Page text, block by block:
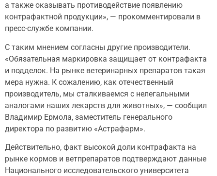
а также оказывать противодействие появлению
контрафактной продукции», — прокомментировали в
пресс-службе компании.
С таким мнением согласны другие производители.
«Обязательная маркировка защищает от контрафакта
и подделок. На рынке ветеринарных препаратов такая
мера нужна. К сожалению, как отечественный
производитель, мы сталкиваемся с нелегальными
аналогами наших лекарств для животных», — сообщил
Владимир Ермола, заместитель генерального
директора по развитию «Астрафарм».
Действительно, факт высокой доли контрафакта на
рынке кормов и ветпрепаратов подтверждают данные
Национального исследовательского университета